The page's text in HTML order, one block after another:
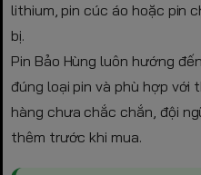
lithium, pin cúc áo hoặc pin
bị.
Pin Bảo Hùng luôn hướng
đúng loại pin và phù hợp
hàng chưa chắc chắn, đội
thêm trước khi mua.